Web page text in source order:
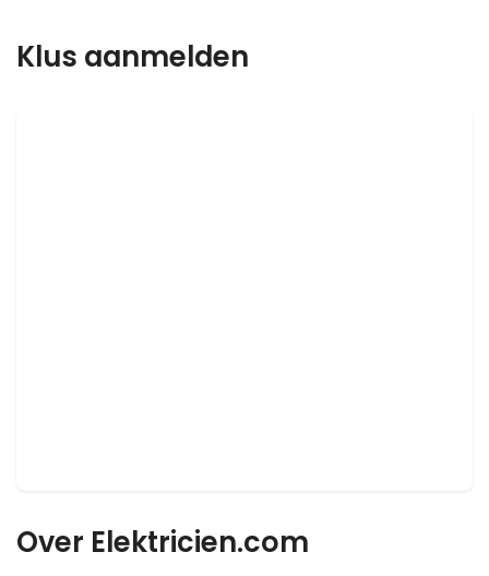
Klus aanmelden
Over Elektricien.com